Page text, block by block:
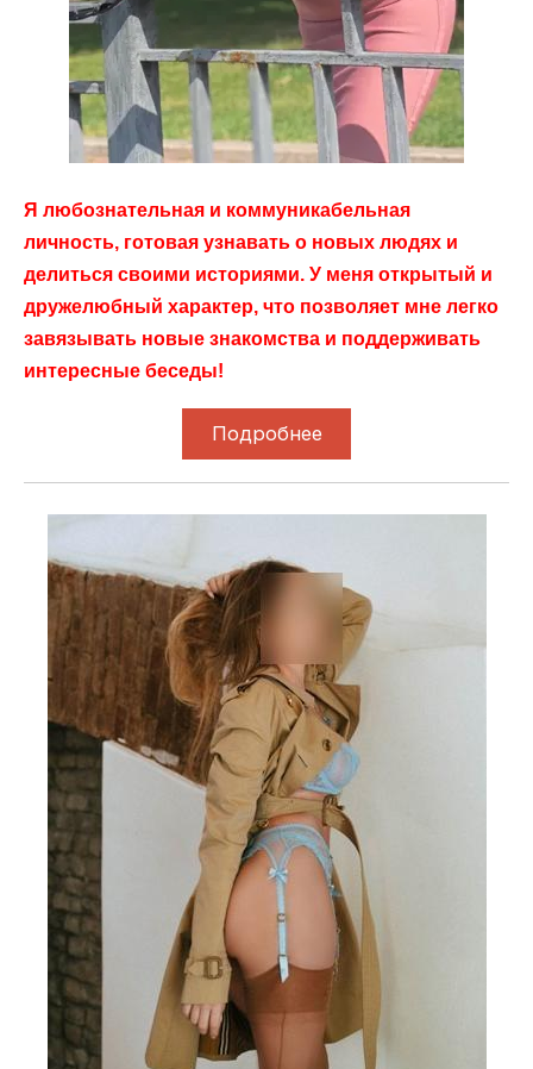
Я любознательная и коммуникабельная
личность, готовая узнавать о новых людях и
делиться своими историями. У меня открытый и
дружелюбный характер, что позволяет мне легко
завязывать новые знакомства и поддерживать
интересные беседы!
Подробнее